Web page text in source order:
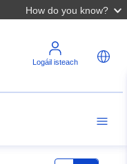
How do you know?
Logáil isteach